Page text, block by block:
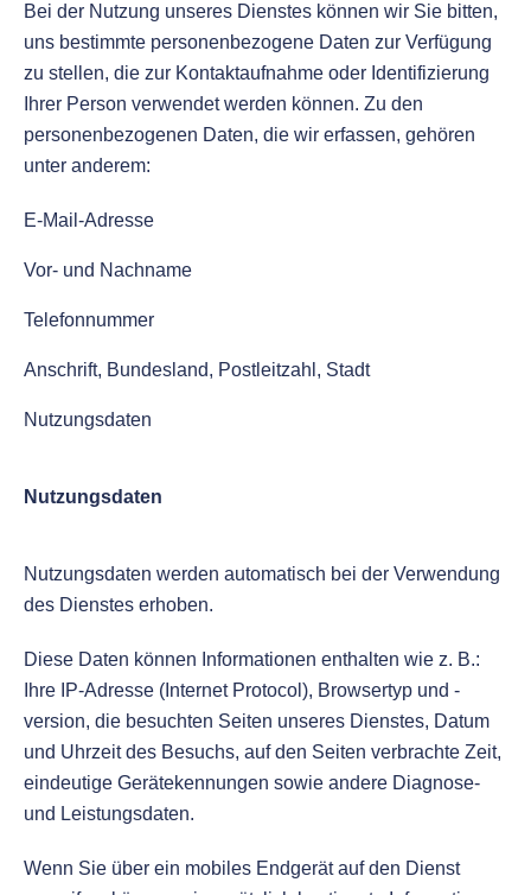
Bei der Nutzung unseres Dienstes können wir Sie bitten,
uns bestimmte personenbezogene Daten zur Verfügung
zu stellen, die zur Kontaktaufnahme oder Identifizierung
Ihrer Person verwendet werden können. Zu den
personenbezogenen Daten, die wir erfassen, gehören
unter anderem:
E-Mail-Adresse
Vor- und Nachname
Telefonnummer
Anschrift, Bundesland, Postleitzahl, Stadt
Nutzungsdaten
Nutzungsdaten
Nutzungsdaten werden automatisch bei der Verwendung
des Dienstes erhoben.
Diese Daten können Informationen enthalten wie z. B.:
Ihre IP-Adresse (Internet Protocol), Browsertyp und -
version, die besuchten Seiten unseres Dienstes, Datum
und Uhrzeit des Besuchs, auf den Seiten verbrachte Zeit,
eindeutige Gerätekennungen sowie andere Diagnose-
und Leistungsdaten.
Wenn Sie über ein mobiles Endgerät auf den Dienst